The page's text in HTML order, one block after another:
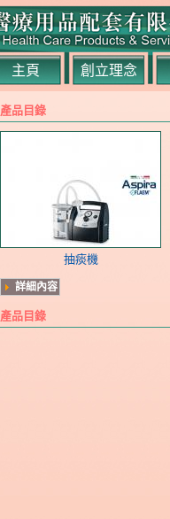
主頁 創立理念
產品目錄
抽痰機
詳細內容
產品目錄